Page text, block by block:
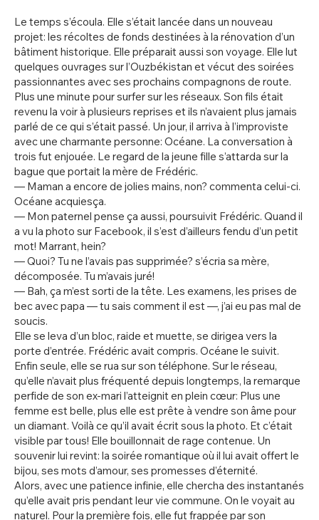
Le temps s’écoula. Elle s’était lancée dans un nouveau
projet: les récoltes de fonds destinées à la rénovation d’un
bâtiment historique. Elle préparait aussi son voyage. Elle lut
quelques ouvrages sur l’Ouzbékistan et vécut des soirées
passionnantes avec ses prochains compagnons de route.
Plus une minute pour surfer sur les réseaux. Son fils était
revenu la voir à plusieurs reprises et ils n’avaient plus jamais
parlé de ce qui s’était passé. Un jour, il arriva à l’improviste
avec une charmante personne: Océane. La conversation à
trois fut enjouée. Le regard de la jeune fille s’attarda sur la
bague que portait la mère de Frédéric.
— Maman a encore de jolies mains, non? commenta celui-ci.
Océane acquiesça.
— Mon paternel pense ça aussi, poursuivit Frédéric. Quand il
a vu la photo sur Facebook, il s’est d’ailleurs fendu d’un petit
mot! Marrant, hein?
— Quoi? Tu ne l’avais pas supprimée? s’écria sa mère,
décomposée. Tu m’avais juré!
— Bah, ça m’est sorti de la tête. Les examens, les prises de
bec avec papa — tu sais comment il est —, j’ai eu pas mal de
soucis.
Elle se leva d’un bloc, raide et muette, se dirigea vers la
porte d’entrée. Frédéric avait compris. Océane le suivit.
Enfin seule, elle se rua sur son téléphone. Sur le réseau,
qu’elle n’avait plus fréquenté depuis longtemps, la remarque
perfide de son ex-mari l’atteignit en plein cœur: Plus une
femme est belle, plus elle est prête à vendre son âme pour
un diamant. Voilà ce qu’il avait écrit sous la photo. Et c’était
visible par tous! Elle bouillonnait de rage contenue. Un
souvenir lui revint: la soirée romantique où il lui avait offert le
bijou, ses mots d’amour, ses promesses d’éternité.
Alors, avec une patience infinie, elle chercha des instantanés
qu’elle avait pris pendant leur vie commune. On le voyait au
naturel. Pour la première fois, elle fut frappée par son